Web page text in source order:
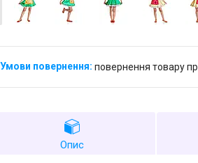
повернення товару
Опис